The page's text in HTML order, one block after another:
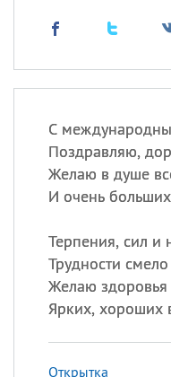
С
Поздравляю,
Желаю в душе
И очень
Терпения, сил и
Трудности
Желаю
Ярких, хороших
Открытка